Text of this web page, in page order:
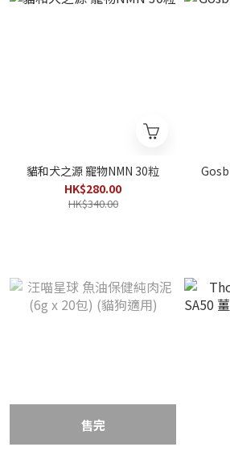
貓和犬之源 寵物NMN 30粒
HK$280.00
HK$340.00
售完